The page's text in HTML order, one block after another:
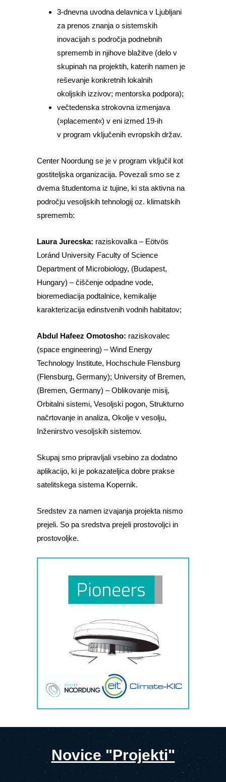
3-dnevna uvodna delavnica v Ljubljani
za prenos znanja o sistemskih
inovacijah s področja podnebnih
sprememb in njihove blažitve (delo v
skupinah na projektih, katerih namen je
reševanje konkretnih lokalnih
okoljskih izzivov; mentorska podpora);
večtedenska strokovna izmenjava
(»placement«) v eni izmed 19-ih
v program vključenih evropskih držav.
Center Noordung se je v program vključil kot
gostiteljska organizacija. Povezali smo se z
dvema študentoma iz tujine, ki sta aktivna na
področju vesoljskih tehnologij oz. klimatskih
sprememb:
Laura Jurecska: raziskovalka – Eötvös
Loránd University Faculty of Science
Department of Microbiology, (Budapest,
Hungary) – čiščenje odpadne vode,
bioremediacija podtalnice, kemikalije
karakterizacija edinstvenih vodnih habitatov;
Abdul Hafeez Omotosho: raziskovalec
(space engineering) – Wind Energy
Technology Institute, Hochschule Flensburg
(Flensburg, Germany); University of Bremen,
(Bremen, Germany) – Oblikovanje misij,
Orbitalni sistemi, Vesoljski pogon, Strukturno
načrtovanje in analiza, Okolje v vesolju,
Inženirstvo vesoljskih sistemov.
Skupaj smo pripravljali vsebino za dodatno
aplikacijo, ki je pokazateljica dobre prakse
satelitskega sistema Kopernik.
Sredstev za namen izvajanja projekta nismo
prejeli. So pa sredstva prejeli prostovoljci in
prostovoljke.
Novice "Projekti"